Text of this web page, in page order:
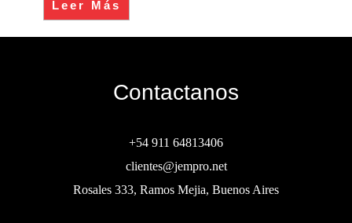
Leer Más
Contactanos
+54 911 64813406
clientes@jempro.net
Rosales 333, Ramos Mejia, Buenos Aires